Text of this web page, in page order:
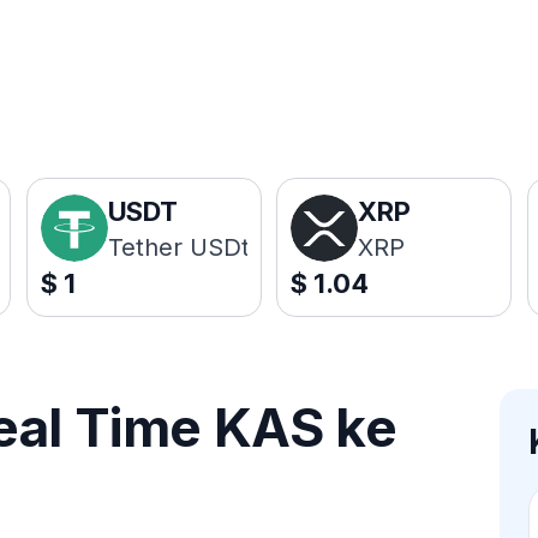
USDT
Tether USDt
$ 1
XRP
XRP
$ 1.04
Time KAS ke